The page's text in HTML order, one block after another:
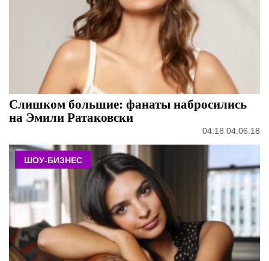
Слишком большие: фанаты набросились
на Эмили Ратаковски
04:18 04.06.18
ШОУ-БИЗНЕС